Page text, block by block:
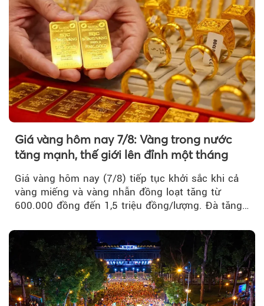
Giá vàng hôm nay 7/8: Vàng trong nước
tăng mạnh, thế giới lên đỉnh một tháng
Giá vàng hôm nay (7/8) tiếp tục khởi sắc khi cả
vàng miếng và vàng nhẫn đồng loạt tăng từ
600.000 đồng đến 1,5 triệu đồng/lượng. Đà tăng
vàng thế giới bứt phá lên mức cao nhất trong
một tháng.